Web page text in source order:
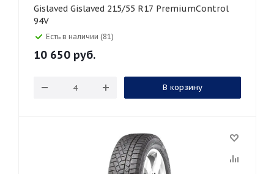
Gislaved Gislaved 215/55 R17 PremiumControl
94V
Есть в наличии (81)
10 650 руб.
В корзину